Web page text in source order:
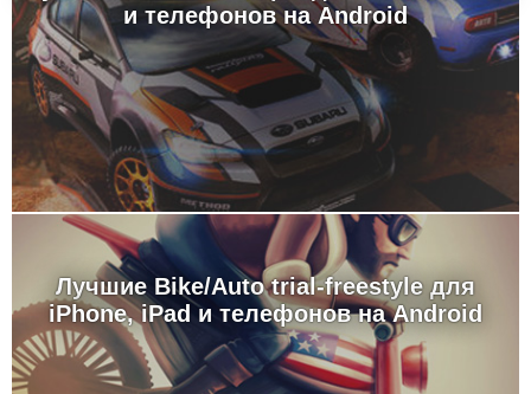
и телефонов на Android
Лучшие Bike/Auto trial-freestyle для
iPhone, iPad и телефонов на Android